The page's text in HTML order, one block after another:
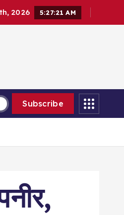
2026 5:27:22 AM
Subscribe